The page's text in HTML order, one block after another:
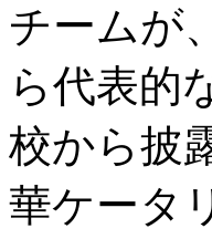
チームが
ら代表的
校から披
華ケータ